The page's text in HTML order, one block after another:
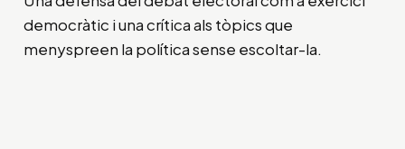
democràtic i una crítica als tòpics que
menyspreen la política sense escoltar-la.